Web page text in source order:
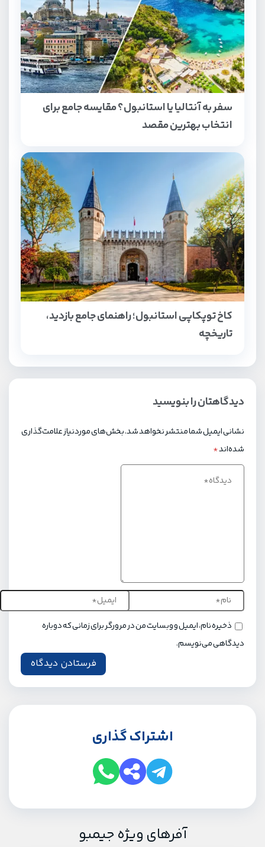
سفر به آنتالیا یا استانبول؟ مقایسه جامع برای
انتخاب بهترین مقصد
کاخ توپکاپی استانبول؛ راهنمای جامع بازدید،
تاریخچه
دیدگاهتان را بنویسید
نشانی ایمیل شما منتشر نخواهد شد.بخش‌های موردنیاز علامت‌گذاری
شده‌اند*
ذخیره نام، ایمیل و وبسایت من در مرورگر برای زمانی که دوباره
دیدگاهی می‌نویسم.
اشتراک گذاری
آفرهای ویژه جیمبو